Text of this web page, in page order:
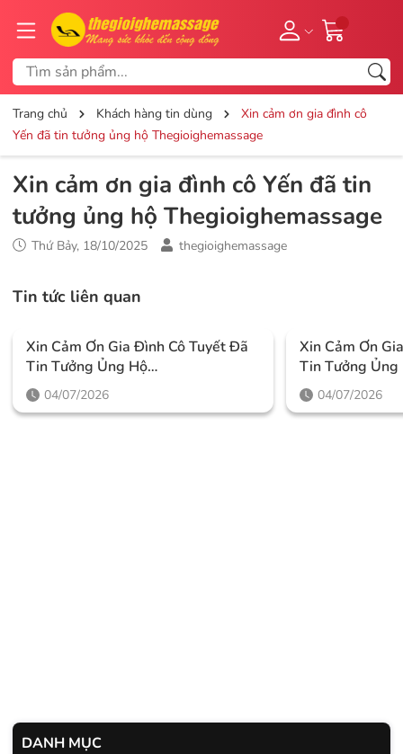
Trang chủ Khách hàng tin dùng
Xin cảm ơn gia đình cô
Yến đã tin tưởng ủng hộ Thegioighemassage
Xin cảm ơn gia đình cô Yến đã tin
tưởng ủng hộ Thegioighemassage
Thứ Bảy, 18/10/2025 thegioighemassage
Tin tức liên quan
Xin Cảm Ơn Gia Đình Cô Tuyết Đã
Tin Tưởng Ủng Hộ
Thegioighemassage
04/07/2026
Xin Cảm Ơn
Tin Tưởng Ủng
04/07/2026
DANH MỤC